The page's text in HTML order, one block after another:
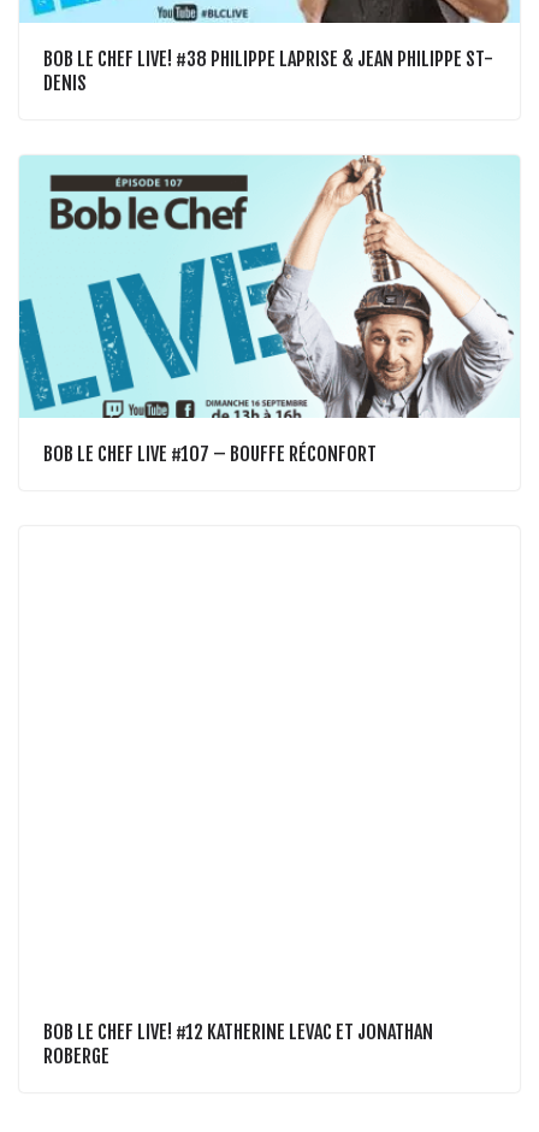
BOB LE CHEF LIVE! #38 PHILIPPE LAPRISE & JEAN PHILIPPE ST-
DENIS
BOB LE CHEF LIVE #107 – BOUFFE RÉCONFORT
BOB LE CHEF LIVE! #12 KATHERINE LEVAC ET JONATHAN
ROBERGE